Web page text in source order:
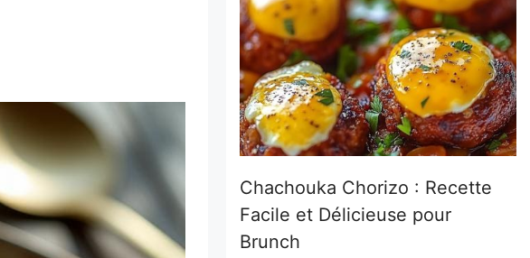
Chachouka Chorizo : Recette
Facile et Délicieuse pour
Brunch